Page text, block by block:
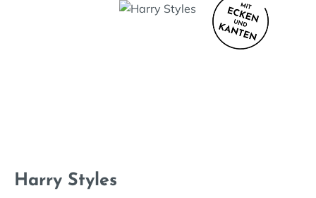
Bildergalerie überspringen
Harry Styles